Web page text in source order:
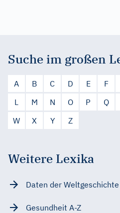
Suche im großen
A B C D E F
L
M N O P Q
W
X Y Z
Weitere Lexika
Daten der Weltgeschichte
Gesundheit A-Z